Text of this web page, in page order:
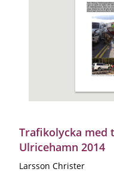
Trafikolycka med
Ulricehamn 2014
Larsson Christer